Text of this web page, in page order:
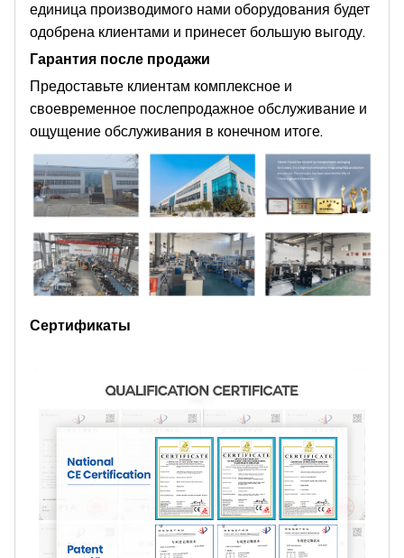
единица производимого нами оборудования будет
одобрена клиентами и принесет большую выгоду.
Гарантия после продажи
Предоставьте клиентам комплексное и
своевременное послепродажное обслуживание и
ощущение обслуживания в конечном итоге.
Сертификаты